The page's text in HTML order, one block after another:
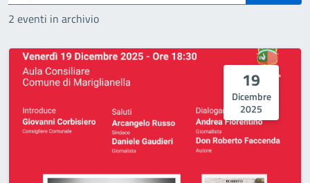
2 eventi in archivio
19
Dicembre
2025